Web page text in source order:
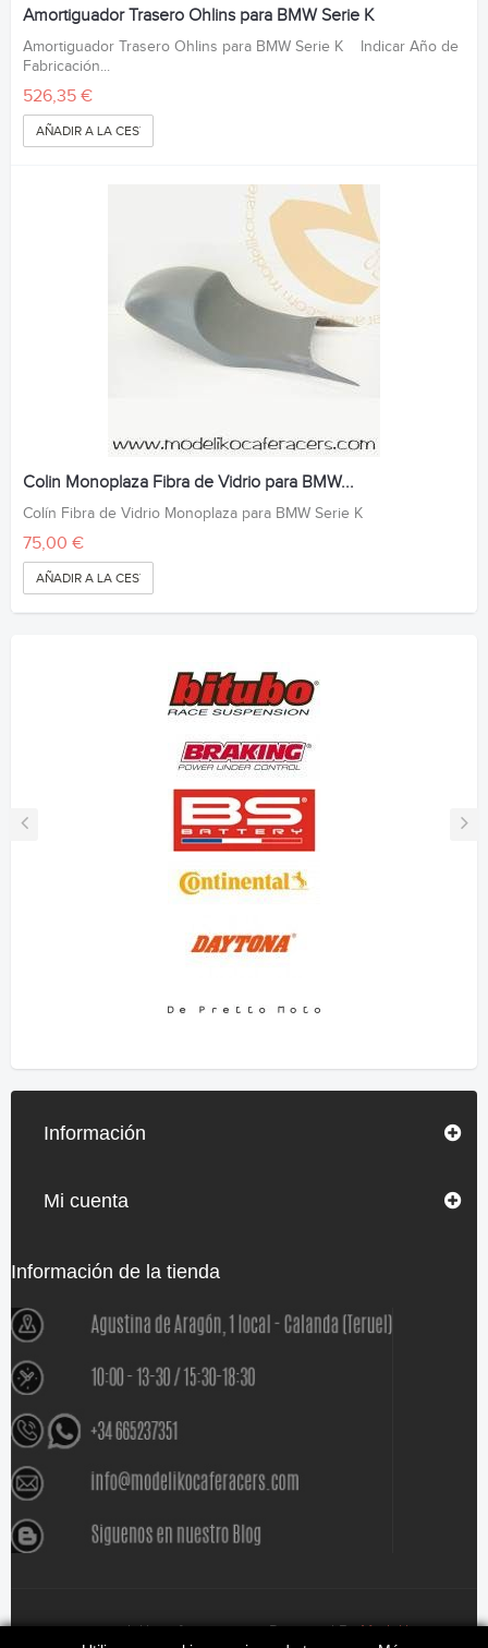
Amortiguador Trasero Ohlins para BMW Serie K
Amortiguador Trasero Ohlins para BMW Serie K Indicar Año de
Fabricación...
526,35 €
AÑADIR A LA CESTA
Colin Monoplaza Fibra de Vidrio para BMW...
Colín Fibra de Vidrio Monoplaza para BMW Serie K
75,00 €
AÑADIR A LA CESTA
Información
Mi cuenta
Información de la tienda
www.modelikocaferacers.com Designed By Modeliko